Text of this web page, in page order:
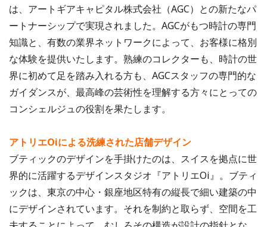
は、アートギアキャピタル株式会社（AGC）との新たなパ
ートナーシップで実現されました。AGCがもつ時計の専門
知識と、有数の業界ネットワークによって、お客様に格別
な体験を提供いたします。熟練のコレクターも、時計の世
界に初めて足を踏み入れる方も、AGCスタッフの専門的な
ガイダンスが、最高峰の芸術性を理解する方々にとっての
コンシェルジュの役割を果たします。
アトリエOiによる洗練された店舗デザイン
ブティックのデザインを手掛けたのは、スイスを拠点に世
界的に活躍するデザインスタジオ『アトリエOi』。ブティ
ックは、東京の中心・銀座地区特有の縦長で細い建築の中
にデザインされています。それを制約と取らず、空間を工